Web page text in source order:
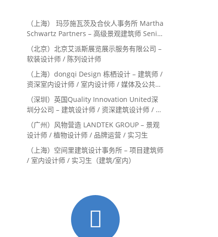
（上海） 玛莎施瓦茨及合伙人事务所 Martha
Schwartz Partners – 高级景观建筑师 Senior
Landscape Designer / 景观建筑师
Landscape Designer
（北京）北京艾派斯展览展示服务有限公司 –
软装设计师 / 陈列设计师
（上海）dongqi Design 栋栖设计 – 建筑师 /
资深室内设计师 / 室内设计师 / 媒体及公共关
系主管 / 设计实习生（常年招聘）
（深圳）英国Quality Innovation United深
圳分公司 – 建筑设计师 / 资深建筑设计师 / 室
内设计师 / 设计实习生
（广州）风物营造 LANDTEK GROUP – 景观
设计师 / 植物设计师 / 品牌运营 / 实习生
（上海）空间里建筑设计事务所 – 项目建筑师
/ 室内设计师 / 实习生（建筑/室内）